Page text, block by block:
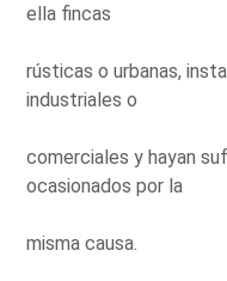
ella fincas
rústicas o urbanas,
industriales o
comerciales y hayan
ocasionados por la
misma causa.